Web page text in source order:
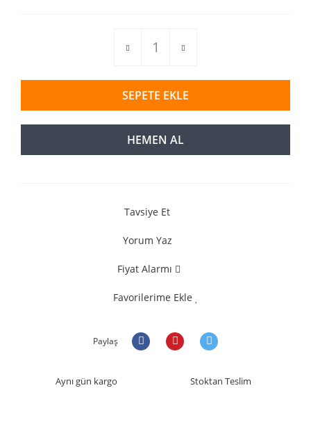
SEPETE EKLE
HEMEN AL
Tavsiye Et
Yorum Yaz
Fiyat Alarmı
Favorilerime Ekle
Paylaş
Aynı gün kargo Stoktan Teslim